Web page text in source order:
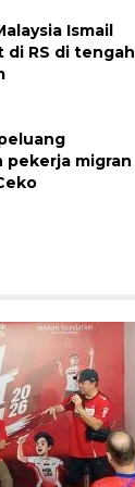
Ismail
di RS di tengah
pekerja migran